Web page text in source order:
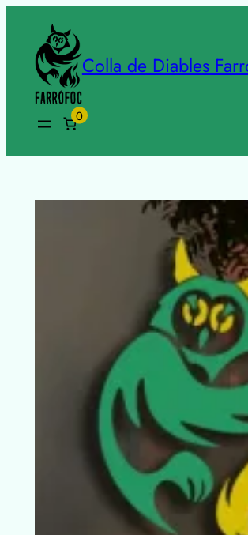
Colla de Diables
0